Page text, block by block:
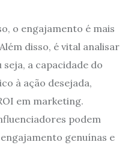
o engajamento é mais
disso, é vital analisar
a capacidade do
à ação desejada,
em marketing.
podem
genuínas e